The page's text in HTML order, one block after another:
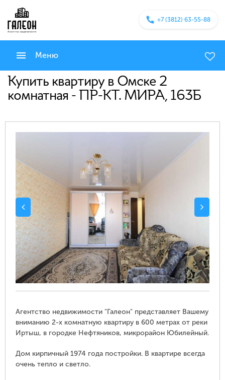
+7 (3812) 63-55-88
Меню
Купить квартиру в Омске 2
комнатная - ПР-КТ. МИРА, 163Б
Агентство недвижимости "Галеон" представляет Вашему
вниманию 2-х комнатную квартиру в 600 метрах от реки
Иртыш, в городке Нефтяников, микрорайон Юбилейный.
Дом кирпичный 1974 года постройки. В квартире всегда
очень тепло и светло.